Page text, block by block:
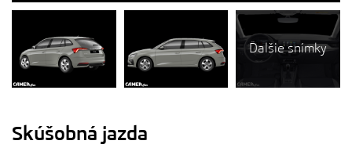
Ďalšie snímky
Skúšobná jazda